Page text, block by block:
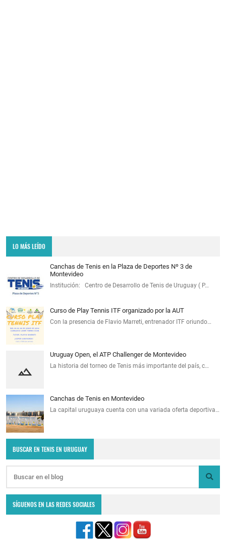
LO MÁS LEÍDO
Canchas de Tenis en la Plaza de Deportes Nº 3 de
Montevideo
Institución: Centro de Desarrollo de Tenis de Uruguay ( P…
Curso de Play Tennis ITF organizado por la AUT
Con la presencia de Flavio Marreti, entrenador ITF oriundo…
Uruguay Open, el ATP Challenger de Montevideo
La historia del torneo de Tenis más importante del país, c…
Canchas de Tenis en Montevideo
La capital uruguaya cuenta con una variada oferta deportiva…
BUSCAR EN TENIS EN URUGUAY
SÍGUENOS EN LAS REDES SOCIALES